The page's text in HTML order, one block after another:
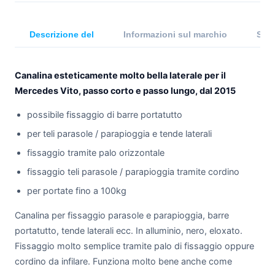
Descrizione del Informazioni sul marchio
Canalina esteticamente molto bella laterale per il
Mercedes Vito, passo corto e passo lungo, dal 2015
possibile fissaggio di barre portatutto
per teli parasole / parapioggia e tende laterali
fissaggio tramite palo orizzontale
fissaggio teli parasole / parapioggia tramite cordino
per portate fino a 100kg
Canalina per fissaggio parasole e parapioggia, barre
portatutto, tende laterali ecc. In alluminio, nero, eloxato.
Fissaggio molto semplice tramite palo di fissaggio oppure
cordino da infilare. Funziona molto bene anche come